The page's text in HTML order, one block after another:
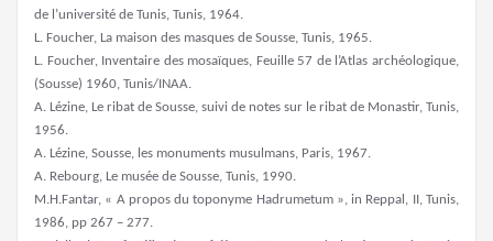
de l’université de Tunis, Tunis, 1964.
L. Foucher, La maison des masques de Sousse, Tunis, 1965.
L. Foucher, Inventaire des mosaïques, Feuille 57 de l’Atlas archéologique,
(Sousse) 1960, Tunis/INAA.
A. Lézine, Le ribat de Sousse, suivi de notes sur le ribat de Monastir, Tunis,
1956.
A. Lézine, Sousse, les monuments musulmans, Paris, 1967.
A. Rebourg, Le musée de Sousse, Tunis, 1990.
M.H.Fantar, « A propos du toponyme Hadrumetum », in Reppal, II, Tunis,
1986, pp 267 – 277.